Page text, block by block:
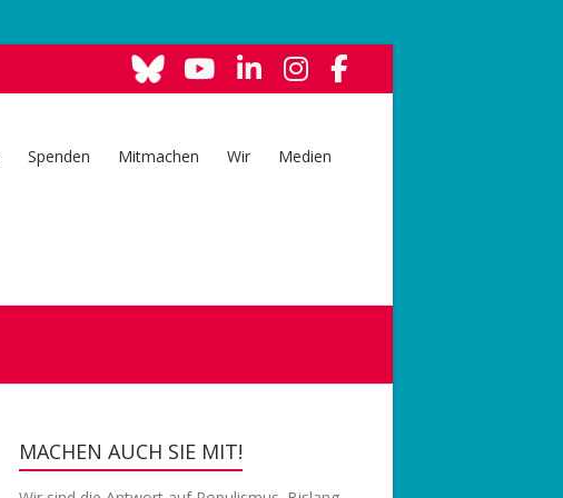
Spenden Mitmachen Wir Medien
MACHEN AUCH SIE MIT!